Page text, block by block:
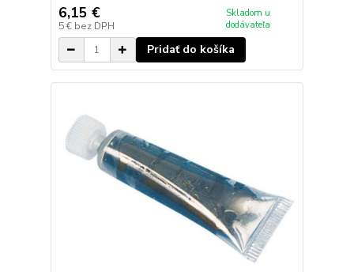
6,15 €
5 € bez DPH
Skladom u
dodávateľa
Pridať do košíka